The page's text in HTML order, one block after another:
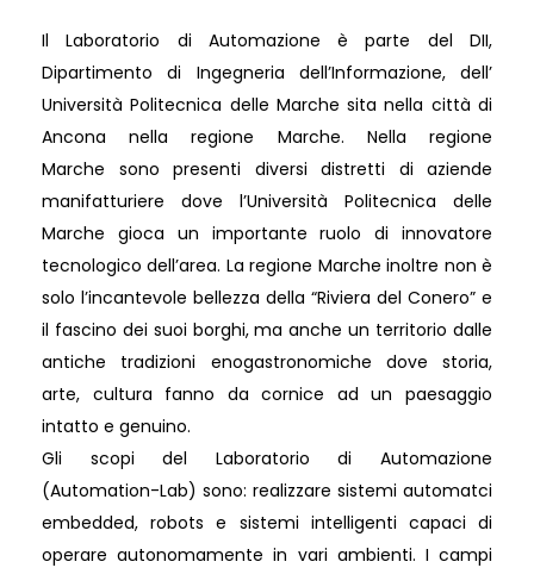
Il Laboratorio di Automazione è parte del DII,
Dipartimento di Ingegneria dell’Informazione, dell’
Università Politecnica delle Marche sita nella città di
Ancona nella regione Marche. Nella regione
Marche sono presenti diversi distretti di aziende
manifatturiere dove l’Università Politecnica delle
Marche gioca un importante ruolo di innovatore
tecnologico dell’area. La regione Marche inoltre non è
solo l’incantevole bellezza della “Riviera del Conero” e
il fascino dei suoi borghi, ma anche un territorio dalle
antiche tradizioni enogastronomiche dove storia,
arte, cultura fanno da cornice ad un paesaggio
intatto e genuino.
Gli scopi del Laboratorio di Automazione
(Automation-Lab) sono: realizzare sistemi automatci
embedded, robots e sistemi intelligenti capaci di
operare autonomamente in vari ambienti. I campi